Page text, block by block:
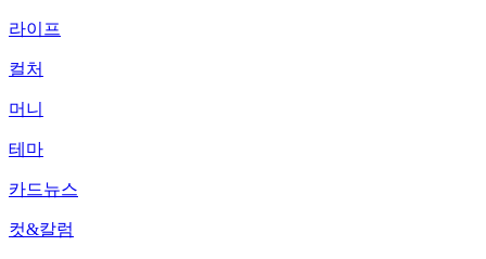
라이프
컬처
머니
테마
카드뉴스
컷&칼럼